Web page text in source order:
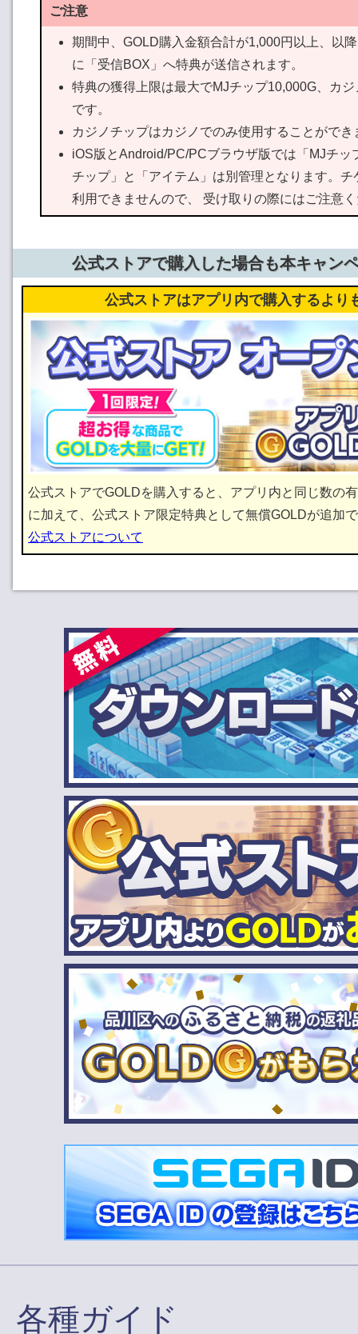
ご注意
期間中、GOLD購入金額合計が1,000円以上、以
に「受信BOX」へ特典が送信されます。
特典の獲得上限は最大でMJチップ10,000G、カ
です。
カジノチップはカジノでのみ使用することができ
iOS版とAndroid/PC/PCブラウザ版では「MJチッ
チップ」と「アイテム」は別管理となります。チ
利用できませんので、 受け取りの際にはご注意
公式ストアで購入した場合も本キャン
公式ストアはアプリ内で購入するより
公式ストアでGOLDを購入すると、アプリ内と同じ数の
に加えて、公式ストア限定特典として無償GOLDが追加
公式ストアについて
各種ガイド